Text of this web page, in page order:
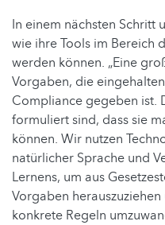
In einem nächsten Schritt
wie ihre Tools im Bereich
werden können. „Eine
Vorgaben, die
Compliance gegeben ist.
formuliert sind, dass sie
können. Wir nutzen
natürlicher Sprache und
Lernens, um aus
Vorgaben
konkrete Regeln